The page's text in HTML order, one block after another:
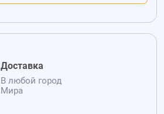
Доставка
В любой город
Мира